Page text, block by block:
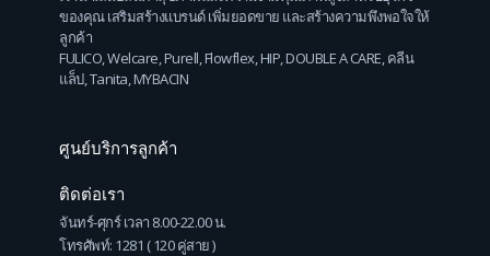
ของคุณ เสริมสร้างแบรนด์ เพิ่มยอดขาย และสร้างความพึงพอใจให้
ลูกค้า
FULICO,Welcare,Purell,Flowflex,HIP,DOUBLE A CARE,คลีน
แล็ป,Tanita,MYBACIN
ศูนย์บริการลูกค้า
ติดต่อเรา
จันทร์-ศุกร์ เวลา 8.00-22.00 น.
โทรศัพท์: 1281 ( 120 คู่สาย )